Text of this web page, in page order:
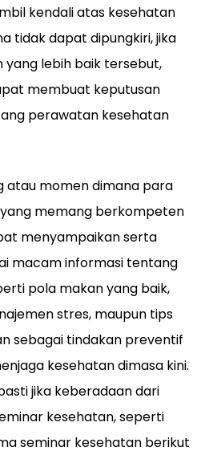
kendali atas kesehatan
tidak dapat dipungkiri, jika
lebih baik tersebut,
membuat keputusan
perawatan kesehatan
atau momen dimana para
memang berkompeten
menyampaikan serta
macam informasi tentang
pola makan yang baik,
stres, maupun tips
sebagai tindakan preventif
kesehatan dimasa kini.
jika keberadaan dari
kesehatan, seperti
seminar kesehatan berikut